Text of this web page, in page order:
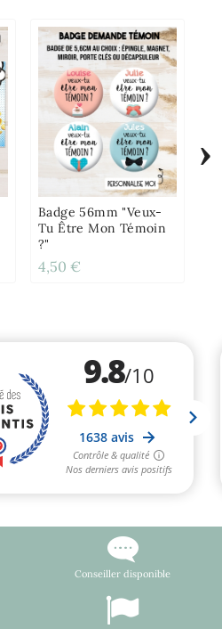
Badge 56mm "Veux-
Tu Être Mon Témoin
?"
4,50 €
›
Conseiller disponible